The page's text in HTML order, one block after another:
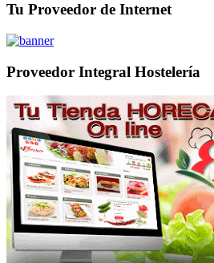
Tu Proveedor de Internet
Proveedor Integral Hostelería